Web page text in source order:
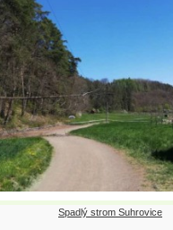
Spadlý strom Suhrovice